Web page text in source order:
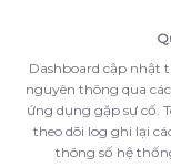
Dashboard cập nhật
nguyên thông qua
ứng dụng gặp sự cố.
theo dõi log ghi lại
thông số hệ